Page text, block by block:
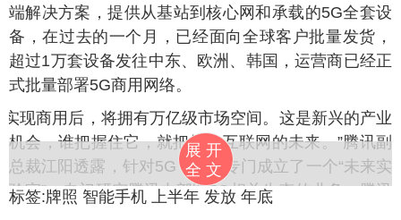
端解决方案，提供从基站到核心网和承载的5G全套设
备，在过去的一个月，已经面向全球客户批量发货，
超过1万套设备发往中东、欧洲、韩国，运营商已经正
式批量部署5G商用网络。
实现商用后，将拥有万亿级市场空间。这是新兴的产业
机会，谁把握住它，就把握住互联网的未来。”腾讯副
总裁江阳透露，针对5G，腾讯专门成立了一个“未来实
验室”，专门研究腾讯内部跟5G相关生态的业务。腾讯
展开
全文
标签:牌照 智能手机 上半年 发放 年底